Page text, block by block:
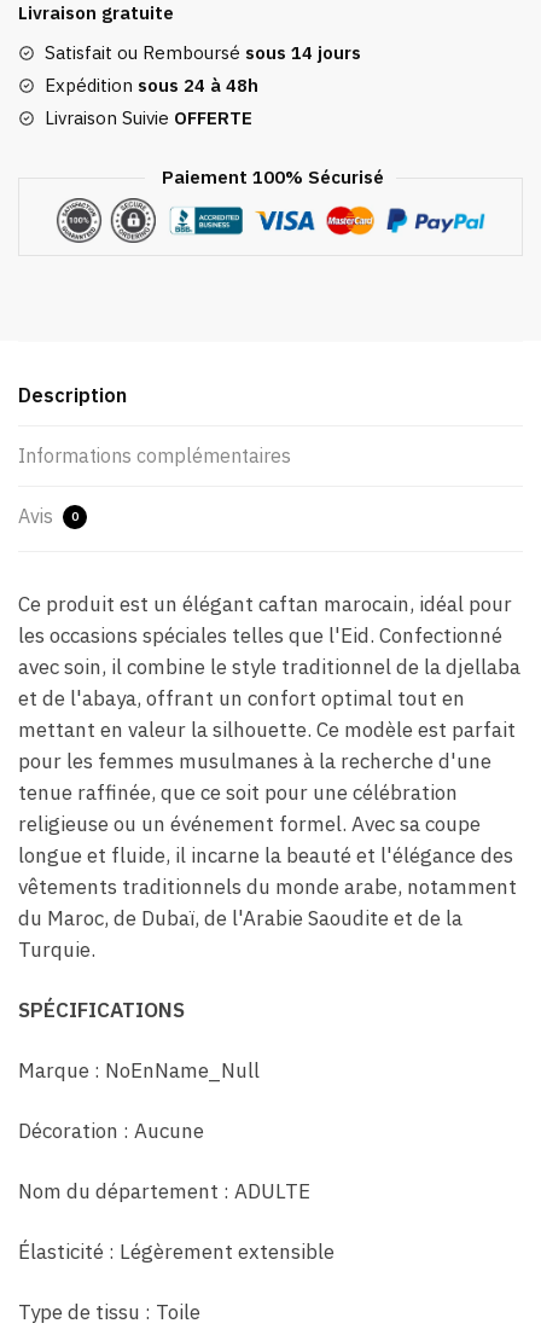
doré,
djellaba
pour
l'Eid
Livraison gratuite
Satisfait ou Remboursé sous 14 jours
Expédition sous 24 à 48h
Livraison Suivie OFFERTE
Paiement 100% Sécurisé
Description
Informations complémentaires
Avis 0
Ce produit est un élégant caftan marocain, idéal pour
les occasions spéciales telles que l'Eid. Confectionné
avec soin, il combine le style traditionnel de la djellaba
et de l'abaya, offrant un confort optimal tout en
mettant en valeur la silhouette. Ce modèle est parfait
pour les femmes musulmanes à la recherche d'une
tenue raffinée, que ce soit pour une célébration
religieuse ou un événement formel. Avec sa coupe
longue et fluide, il incarne la beauté et l'élégance des
vêtements traditionnels du monde arabe, notamment
du Maroc, de Dubaï, de l'Arabie Saoudite et de la
Turquie.
SPÉCIFICATIONS
Marque : NoEnName_Null
Décoration : Aucune
Nom du département : ADULTE
Élasticité : Légèrement extensible
Type de tissu : Toile